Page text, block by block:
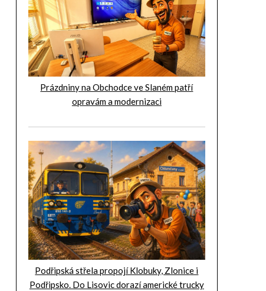
Prázdniny na Obchodce ve Slaném patří
opravám a modernizaci
Podřipská střela propojí Klobuky, Zlonice i
Podřipsko. Do Lisovic dorazí americké trucky